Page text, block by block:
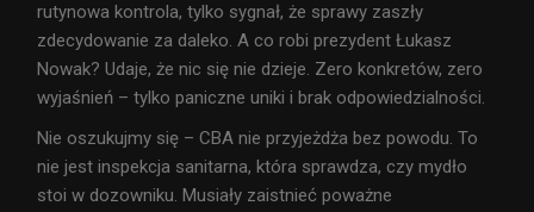
rutynowa kontrola, tylko sygnał, że sprawy zaszły
zdecydowanie za daleko. A co robi prezydent Łukasz
Nowak? Udaje, że nic się nie dzieje. Zero konkretów, zero
wyjaśnień – tylko paniczne uniki i brak odpowiedzialności.
Nie oszukujmy się – CBA nie przyjeżdża bez powodu. To
nie jest inspekcja sanitarna, która sprawdza, czy mydło
stoi w dozowniku. Musiały zaistnieć poważne